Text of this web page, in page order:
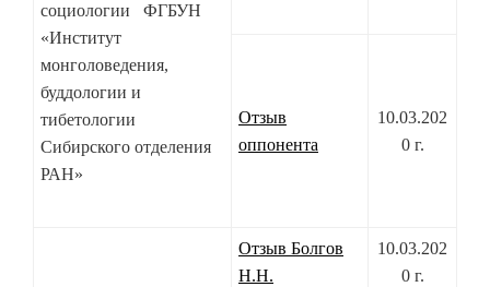
социологии ФГБУН
«Институт
монголоведения,
буддологии и
тибетологии
Сибирского отделения
РАН»
Отзыв
оппонента
10.03.202
0 г.
Отзыв Болгов
Н.Н.
10.03.202
0 г.